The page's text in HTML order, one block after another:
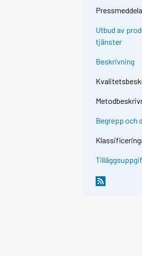
Utbud av
tjänster
Beskrivning
Begrepp och